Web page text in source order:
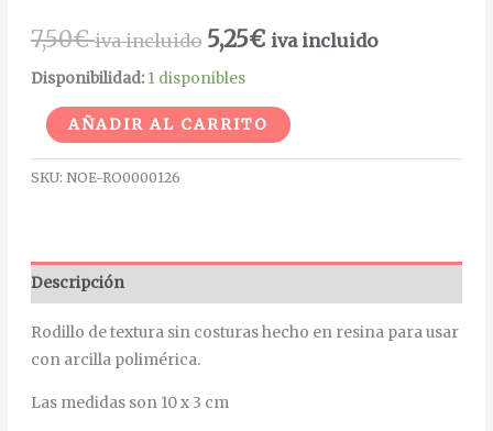
7,50€ iva incluido 5,25€ iva incluido
Disponibilidad: 1 disponibles
AÑADIR AL CARRITO Alternative:
SKU: NOE-RO0000126
Descripción
Rodillo de textura sin costuras hecho en resina para usar
con arcilla polimérica.
Las medidas son 10 x 3 cm